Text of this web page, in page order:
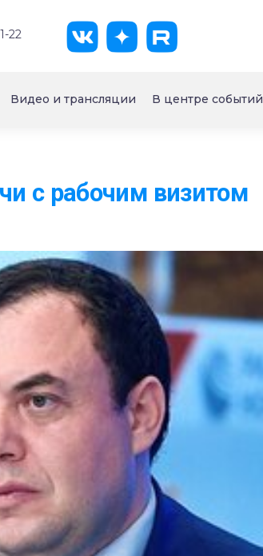
22
Видео и трансляции В центре событий
с рабочим визитом